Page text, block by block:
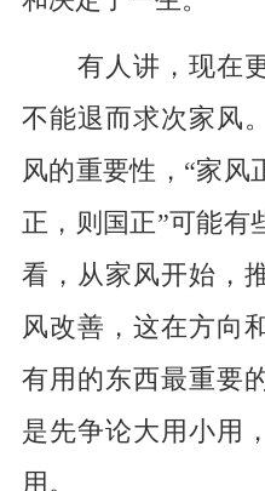
有人讲，现在更
不能退而求次家风
风的重要性，“家风
正，则国正”可能有
看，从家风开始，
风改善，这在方向
有用的东西最重要
是先争论大用小用
用。